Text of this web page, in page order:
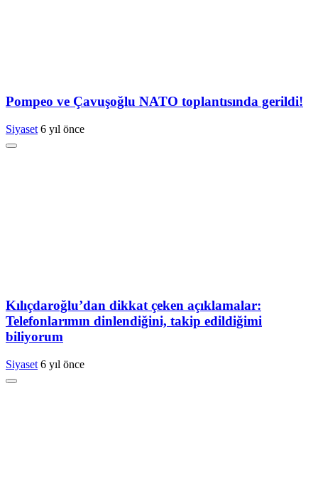
Pompeo ve Çavuşoğlu NATO toplantısında gerildi!
Siyaset 6 yıl önce
Kılıçdaroğlu’dan dikkat çeken açıklamalar:
Telefonlarımın dinlendiğini, takip edildiğimi
biliyorum
Siyaset 6 yıl önce